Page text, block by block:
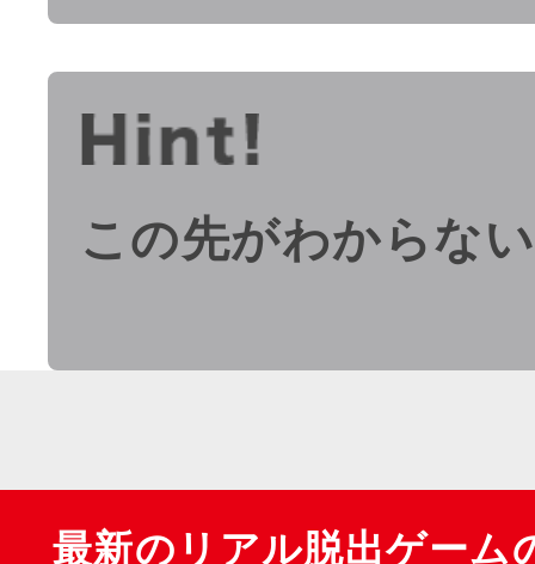
この先がわからない
最新のリアル脱出ゲーム